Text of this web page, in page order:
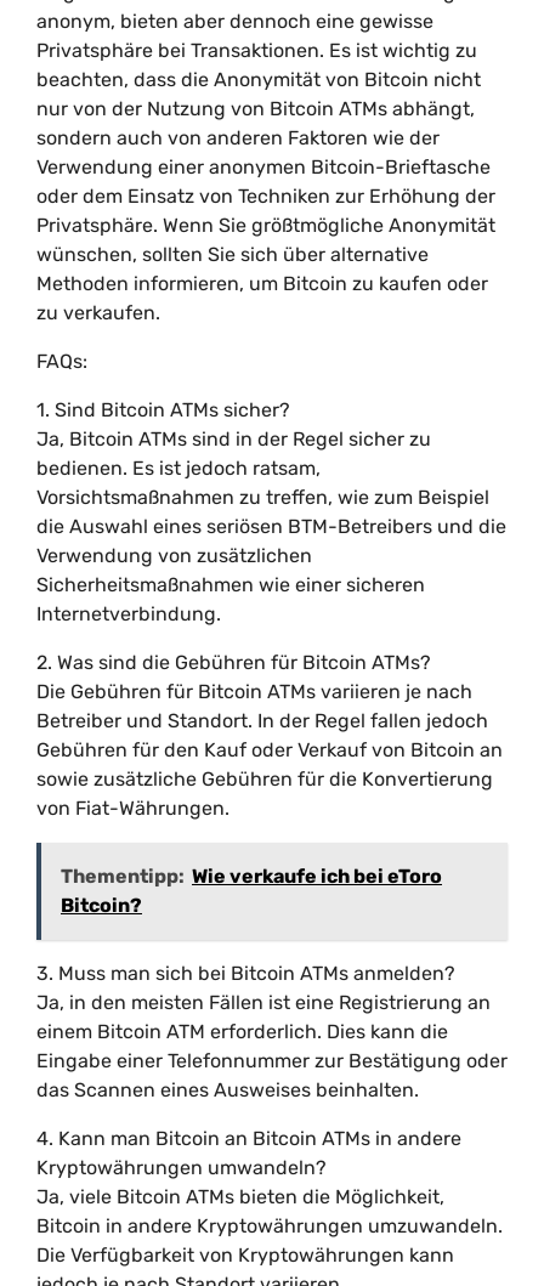
anonym, bieten aber dennoch eine gewisse
Privatsphäre bei Transaktionen. Es ist wichtig zu
beachten, dass die Anonymität von Bitcoin nicht
nur von der Nutzung von Bitcoin ATMs abhängt,
sondern auch von anderen Faktoren wie der
Verwendung einer anonymen Bitcoin-Brieftasche
oder dem Einsatz von Techniken zur Erhöhung der
Privatsphäre. Wenn Sie größtmögliche Anonymität
wünschen, sollten Sie sich über alternative
Methoden informieren, um Bitcoin zu kaufen oder
zu verkaufen.
FAQs:
1. Sind Bitcoin ATMs sicher?
Ja, Bitcoin ATMs sind in der Regel sicher zu
bedienen. Es ist jedoch ratsam,
Vorsichtsmaßnahmen zu treffen, wie zum Beispiel
die Auswahl eines seriösen BTM-Betreibers und die
Verwendung von zusätzlichen
Sicherheitsmaßnahmen wie einer sicheren
Internetverbindung.
2. Was sind die Gebühren für Bitcoin ATMs?
Die Gebühren für Bitcoin ATMs variieren je nach
Betreiber und Standort. In der Regel fallen jedoch
Gebühren für den Kauf oder Verkauf von Bitcoin an
sowie zusätzliche Gebühren für die Konvertierung
von Fiat-Währungen.
Thementipp: Wie verkaufe ich bei eToro
Bitcoin?
3. Muss man sich bei Bitcoin ATMs anmelden?
Ja, in den meisten Fällen ist eine Registrierung an
einem Bitcoin ATM erforderlich. Dies kann die
Eingabe einer Telefonnummer zur Bestätigung oder
das Scannen eines Ausweises beinhalten.
4. Kann man Bitcoin an Bitcoin ATMs in andere
Kryptowährungen umwandeln?
Ja, viele Bitcoin ATMs bieten die Möglichkeit,
Bitcoin in andere Kryptowährungen umzuwandeln.
Die Verfügbarkeit von Kryptowährungen kann